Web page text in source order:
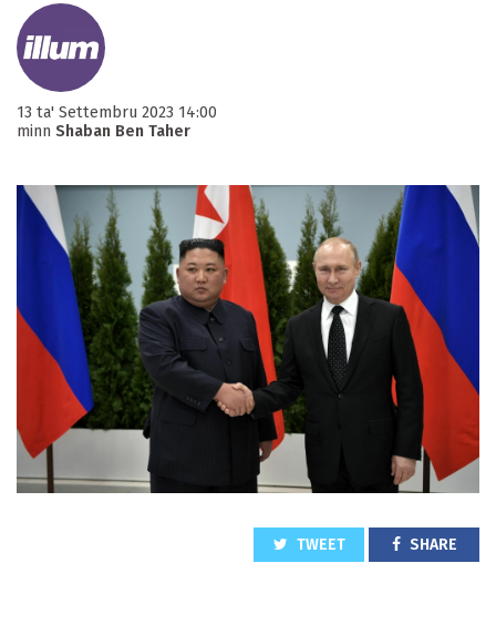
13 ta' Settembru 2023 14:00
minn Shaban Ben Taher
TWEET SHARE